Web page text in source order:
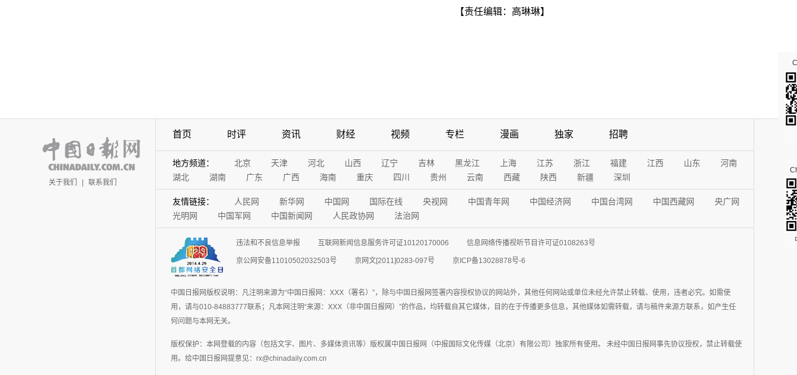
【责任编辑：高琳琳】
关于我们 | 联系我们
首页 时评 资讯 财经 视频 专栏 漫画 独家 招聘
地方频道： 北京 天津 河北 山西 辽宁 吉林 黑龙江 上海 江苏 浙江 福建 江西 山东
河南
湖北
湖南 广东 广西 海南 重庆 四川 贵州 云南 西藏 陕西 新疆 深圳
友情链接： 人民网 新华网 中国网 国际在线 央视网 中国青年网 中国经济网 中国台湾网 中国西藏网
央广网
光明网
中国军网 中国新闻网 人民政协网 法治网
违法和不良信息举报 互联网新闻信息服务许可证10120170006 信息网络传播视听节目许可证0108263号
京公网安备11010502032503号 京网文[2011]0283-097号 京ICP备13028878号-6
中国日报网版权说明：凡注明来源为“中国日报网：XXX（署名）”，除与中国日报网签署内容授权协议的网站外，其他任何网站或单位未经允许禁止转载、使用，违者必究。如需使
用，请与010-84883777联系；凡本网注明“来源：XXX（非中国日报网）”的作品，均转载自其它媒体，目的在于传播更多信息，其他媒体如需转载，请与稿件来源方联系，如产生任
何问题与本网无关。
版权保护：本网登载的内容（包括文字、图片、多媒体资讯等）版权属中国日报网（中报国际文化传媒（北京）有限公司）独家所有使用。 未经中国日报网事先协议授权，禁止转载使
用。给中国日报网提意见：rx@chinadaily.com.cn